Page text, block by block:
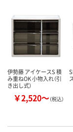
伊勢藤 アイケースS 積
み重ねOK 小物入れ（引
き出し式）
￥2,520～（税込）